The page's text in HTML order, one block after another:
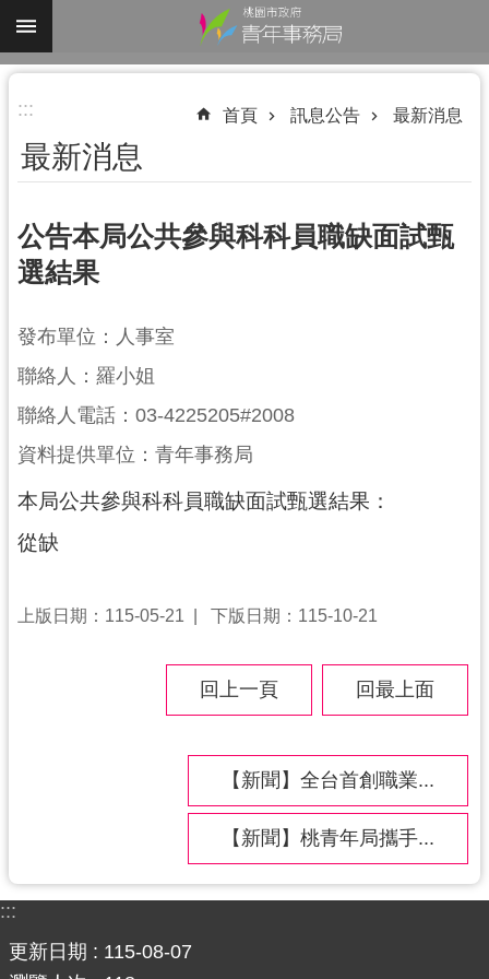
跳到主要內容區塊
進
搜
尋
認
我
們
業
資
訊
訊
息
告
基
介
::: 首頁 訊息公告 最新消息
最新消息
公告本局公共參與科科員職缺面試甄
選結果
發布單位：人事室
聯絡人：羅小姐
聯絡人電話：03-4225205#2008
資料提供單位：青年事務局
本局公共參與科科員職缺面試甄選結果：
從缺
上版日期：115-05-21 下版日期：115-10-21
回上一頁 回最上面
【新聞】全台首創職業...
【新聞】桃青年局攜手...
:::
更新日期
115-08-07